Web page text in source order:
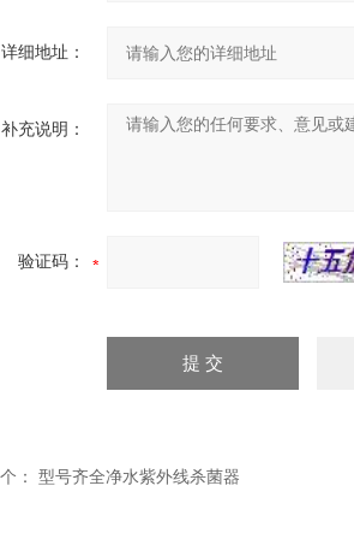
详细地址：
补充说明：
验证码：
： 型号齐全净水紫外线杀菌器